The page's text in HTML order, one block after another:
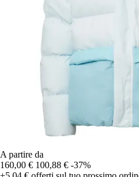
A partire da
160,00 € 100,88 € -37%